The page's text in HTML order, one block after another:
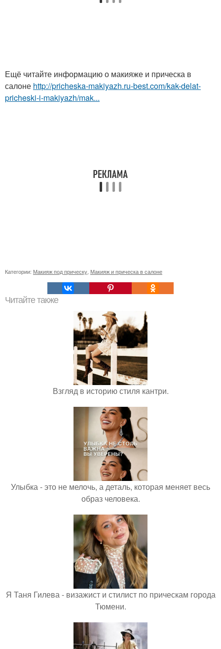
Ещё читайте информацию о макияже и прическа в
салоне http://pricheska-makiyazh.ru-best.com/kak-delat-
pricheski-i-makiyazh/mak...
Категории: Макияж под прическу Макияж и прическа в салоне
Читайте также
Взгляд в историю стиля кантри.
Улыбка - это не мелочь, а деталь, которая меняет весь
образ человека.
Я Таня Гилева - визажист и стилист по прическам города
Тюмени.